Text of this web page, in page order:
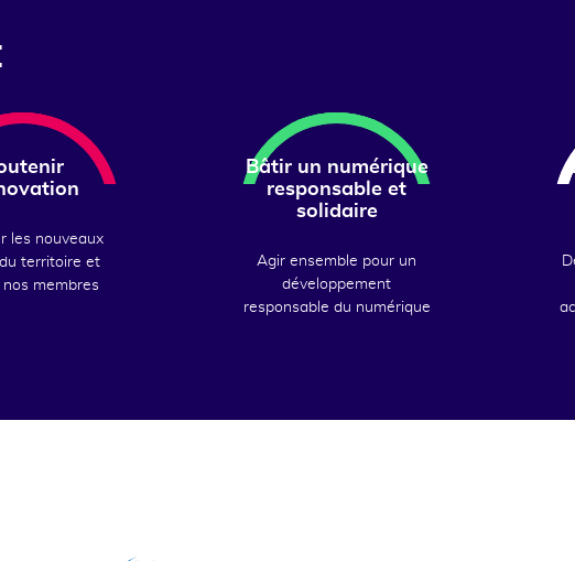
les nouveaux
territoire et
nos membres
Bâtir un numérique
responsable et
solidaire
Agir ensemble pour un
développement
responsable du numérique